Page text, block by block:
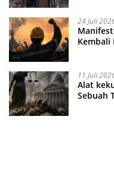
24 Juli
Kembali
11 Juli
Alat
Sebuah